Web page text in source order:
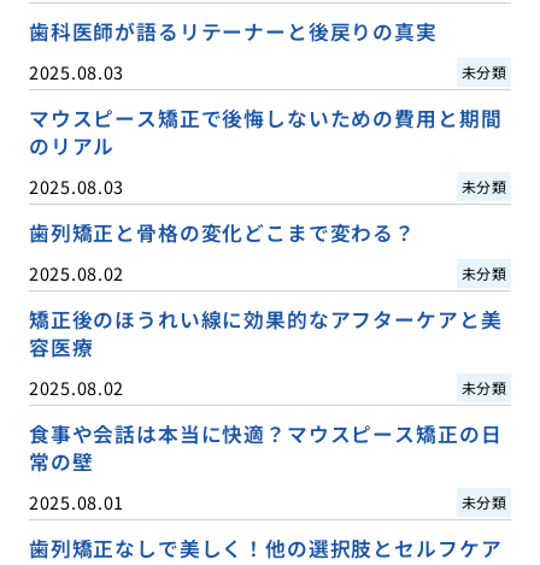
歯科医師が語るリテーナーと後戻りの真実
2025.08.03 未分類
マウスピース矯正で後悔しないための費用と期間
のリアル
2025.08.03 未分類
歯列矯正と骨格の変化どこまで変わる？
2025.08.02 未分類
矯正後のほうれい線に効果的なアフターケアと美
容医療
2025.08.02 未分類
食事や会話は本当に快適？マウスピース矯正の日
常の壁
2025.08.01 未分類
歯列矯正なしで美しく！他の選択肢とセルフケア